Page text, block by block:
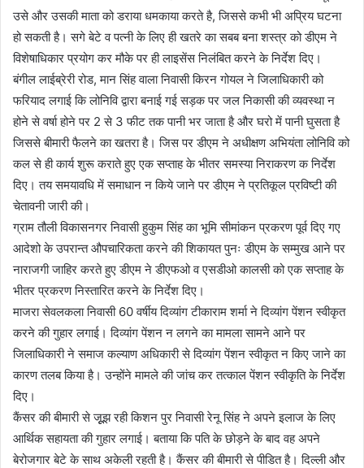
उसे और उसकी माता को डराया धमकाया करते है, जिससे कभी भी अप्रिय घटना
हो सकती है। सगे बेटे व पत्नी के लिए ही खतरे का सबब बना शस्त्र को डीएम ने
विशेषाधिकार प्रयोग कर मौके पर ही लाइसेंस निलंबित करने के निर्देश दिए।
बंगील लाईब्रेरी रोड, मान सिंह वाला निवासी किरन गोयल ने जिलाधिकारी को
फरियाद लगाई कि लोनिवि द्वारा बनाई गई सड़क पर जल निकासी की व्यवस्था न
होने से वर्षा होने पर 2 से 3 फीट तक पानी भर जाता है और घरो में पानी घुसता है
जिससे बीमारी फैलने का खतरा है। जिस पर डीएम ने अधीक्षण अभियंता लोनिवि को
कल से ही कार्य शुरू कराते हुए एक सप्ताह के भीतर समस्या निराकरण क निर्देश
दिए। तय समयावधि में समाधान न किये जाने पर डीएम ने प्रतिकूल प्रविष्टी की
चेतावनी जारी की।
ग्राम तौली विकासनगर निवासी हुकुम सिंह का भूमि सीमांकन प्रकरण पूर्व दिए गए
आदेशो के उपरान्त औपचारिकता करने की शिकायत पुनः डीएम के सम्मुख आने पर
नाराजगी जाहिर करते हुए डीएम ने डीएफओ व एसडीओ कालसी को एक सप्ताह के
भीतर प्रकरण निस्तारित करने के निर्देश दिए।
माजरा सेवलकला निवासी 60 वर्षीय दिव्यांग टीकाराम शर्मा ने दिव्यांग पेंशन स्वीकृत
करने की गुहार लगाई। दिव्यांग पेंशन न लगने का मामला सामने आने पर
जिलाधिकारी ने समाज कल्याण अधिकारी से दिव्यांग पेंशन स्वीकृत न किए जाने का
कारण तलब किया है। उन्होंने मामले की जांच कर तत्काल पेंशन स्वीकृति के निर्देश
दिए।
कैंसर की बीमारी से जूूझ रही किशन पुर निवासी रेनू सिंह ने अपने इलाज के लिए
आर्थिक सहायता की गुहार लगाई। बताया कि पति के छोड़ने के बाद वह अपने
बेरोजगार बेटे के साथ अकेली रहती है। कैंसर की बीमारी से पीडित है। दिल्ली और